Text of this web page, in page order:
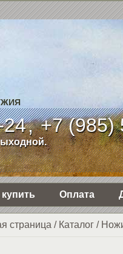
,+7 (985)
купить Оплата
страница / Каталог/